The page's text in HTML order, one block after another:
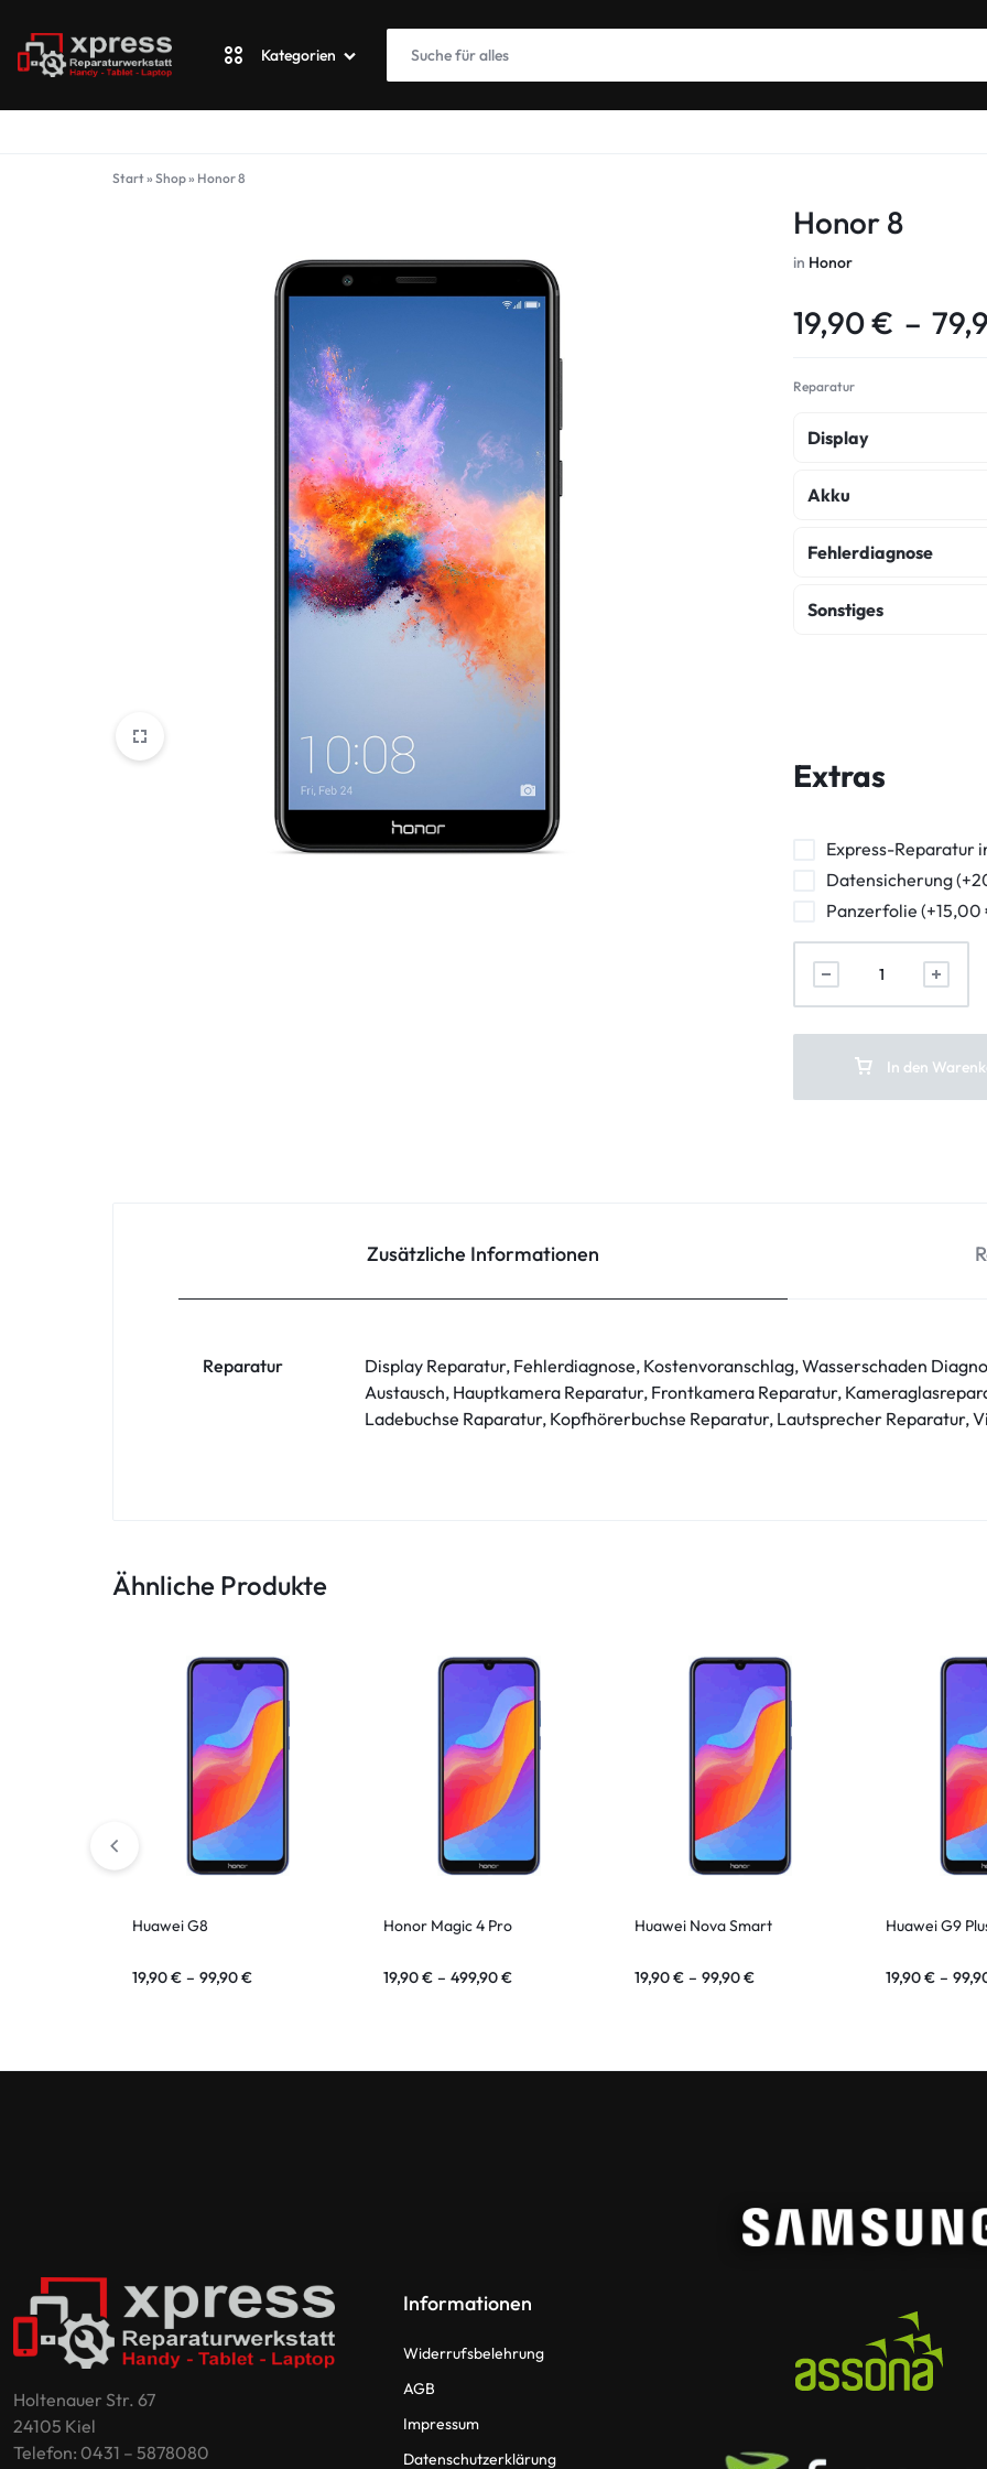
XPRESSWERKSTATT
Kategorien
Fairphone
ASUS Phone
Honor
Huawei
Motorola
Xiaomi
Start» Shop» Honor 8
Honor 8
in Honor
19,90€ –
Reparatur
Display
Display Reparatur
Akku
Akku Austausch
Fehlerdiagnose
Fehlerdiagnose
Sonstiges
Vibration Reparatur
Extras
Express-Reparatur
Datensicherung
Panzerfolie (+15,00
In den
Zusätzliche Informationen
Reparatur
Display Reparatur, Fehlerdiagnose, Kostenvoranschlag, Wasserschaden
Austausch, Hauptkamera Reparatur, Frontkamera Reparatur,
Ladebuchse Raparatur, Kopfhörerbuchse Reparatur, Lautsprecher Reparatur,
Ähnliche Produkte
Huawei G8
19,90€ – 99,90€
Honor Magic 4 Pro
19,90€ – 499,90€
Huawei Nova Smart
19,90€ – 99,90€
Huawei G9
19,90€ –
Holtenauer Str. 67
24105 Kiel
Telefon: 0431 – 5878080
Informationen
Widerrufsbelehrung
AGB
Impressum
Datenschutzerklärung